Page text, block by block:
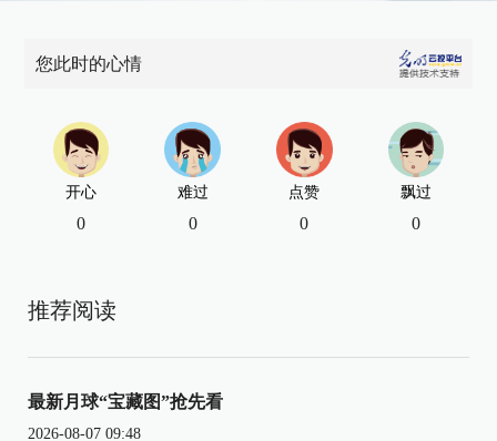
您此时的心情
开心
0
难过
0
点赞
0
飘过
0
推荐阅读
最新月球“宝藏图”抢先看
2026-08-07 09:48